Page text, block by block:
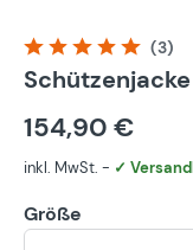
Durchschnittliche
(3)
154,90 €
inkl. MwSt. - ✓
Größe